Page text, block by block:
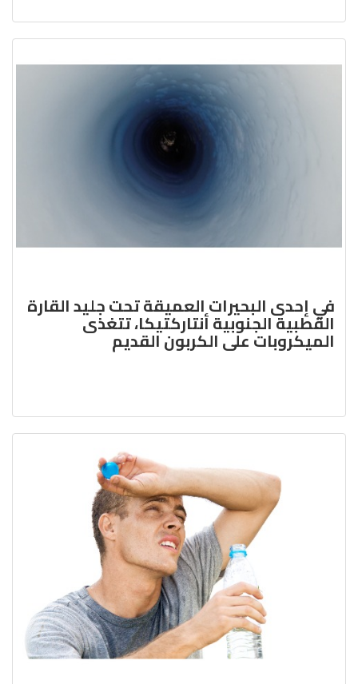
في إحدى البحيرات العميقة تحت جليد القارة
القطبية الجنوبية أنتاركتيكا، تتغذى
الميكروبات على الكربون القديم